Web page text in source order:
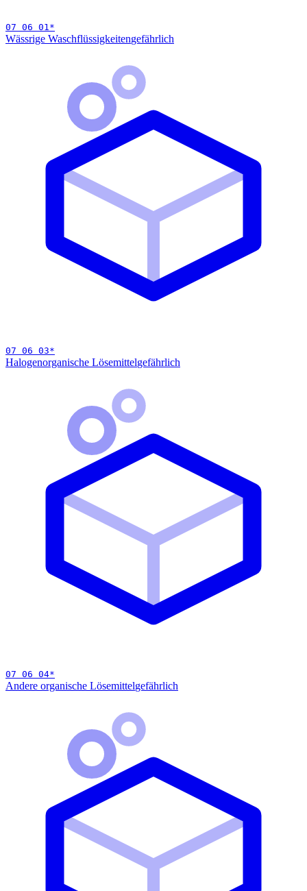
07 06 01*
Wässrige Waschflüssigkeitengefährlich
07 06 03*
Halogenorganische Lösemittelgefährlich
07 06 04*
Andere organische Lösemittelgefährlich